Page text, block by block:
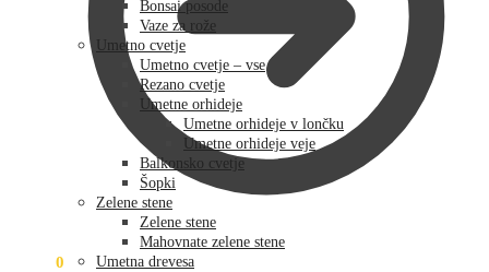
0
Bonsai posode
Vaze za rože
Umetno cvetje
Umetno cvetje – vse
Rezano cvetje
Umetne orhideje
Umetne orhideje v lončku
Umetne orhideje veje
Balkonsko cvetje
Šopki
Zelene stene
Zelene stene
Mahovnate zelene stene
Umetna drevesa